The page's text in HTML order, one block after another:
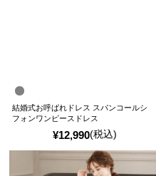
¥12,990(税込)
結婚式お呼ばれドレス スパンコールシ
フォンワンピースドレス